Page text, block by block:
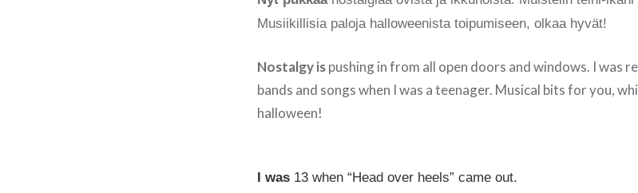
Musiikillisia paloja halloweenista toipumiseen, olkaa hyvät!
Nostalgy ispushing in from all open doors and windows. I was
bands and songs when I was a teenager. Musical bits for you,
halloween!
I was 13 when “Head over heels” came out.